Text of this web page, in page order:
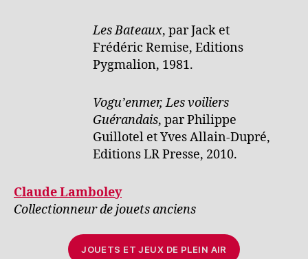
Les Bateaux, par Jack et
Frédéric Remise, Editions
Pygmalion, 1981.
Vogu’enmer, Les voiliers
Guérandais, par Philippe
Guillotel et Yves Allain-Dupré,
Editions LR Presse, 2010.
Claude Lamboley
Collectionneur de jouets anciens
JOUETS ET JEUX DE PLEIN AIR